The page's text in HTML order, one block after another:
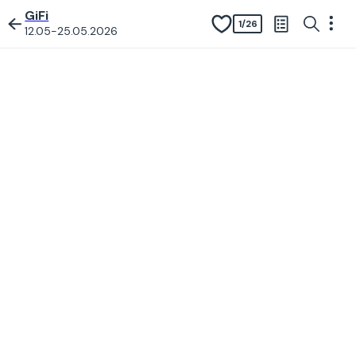
GiFi
12.05-25.05.2026 1/26